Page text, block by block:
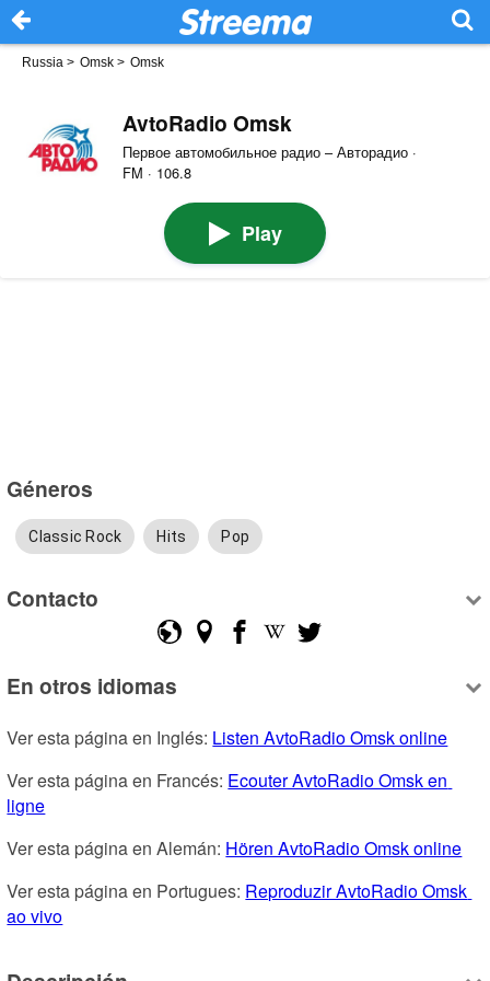
Russia > Omsk > Omsk
AvtoRadio Omsk
Первое автомобильное радио – Авторадио ·
FM · 106.8
Play
Géneros
Classic Rock Hits Pop
Contacto
En otros idiomas
Ver esta página en Inglés: Listen AvtoRadio Omsk online
Ver esta página en Francés: Ecouter AvtoRadio Omsk en
ligne
Ver esta página en Alemán: Hören AvtoRadio Omsk online
Ver esta página en Portugues: Reproduzir AvtoRadio Omsk
ao vivo